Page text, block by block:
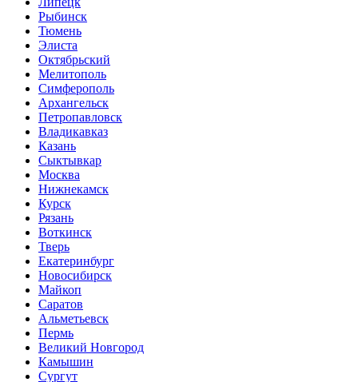
Рыбинск
Тюмень
Элиста
Октябрьский
Мелитополь
Симферополь
Архангельск
Петропавловск
Владикавказ
Казань
Сыктывкар
Москва
Нижнекамск
Курск
Рязань
Воткинск
Тверь
Екатеринбург
Новосибирск
Майкоп
Саратов
Альметьевск
Пермь
Великий Новгород
Камышин
Сургут